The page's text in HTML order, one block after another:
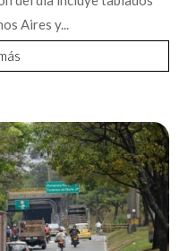
Aires y...